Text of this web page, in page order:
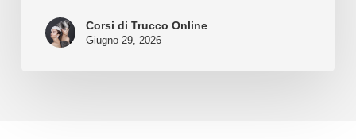
Corsi di Trucco Online
Giugno 29, 2026